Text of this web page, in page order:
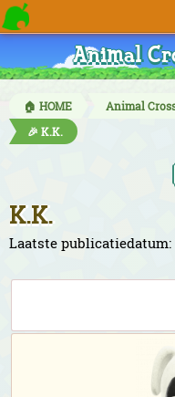
Animal
🏠 HOME Animal
🎉 K.K.
K.K.
Laatste publicatiedatum: